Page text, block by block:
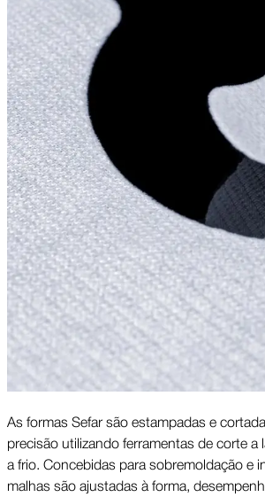
As formas Sefar são estampadas e
precisão utilizando ferramentas de corte a
a frio. Concebidas para sobremoldação e
malhas são ajustadas à forma,